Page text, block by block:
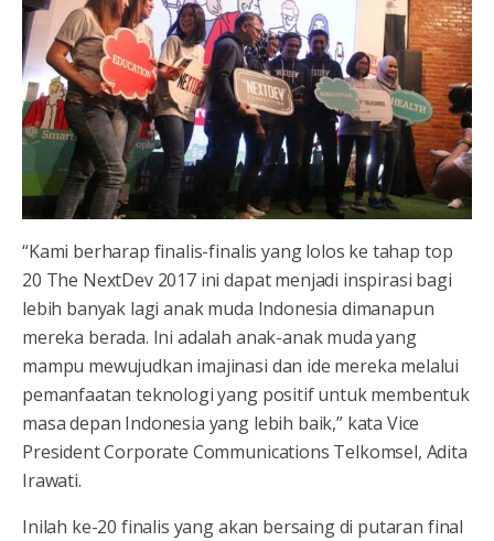
“Kami berharap finalis-finalis yang lolos ke tahap top
20 The NextDev 2017 ini dapat menjadi inspirasi bagi
lebih banyak lagi anak muda Indonesia dimanapun
mereka berada. Ini adalah anak-anak muda yang
mampu mewujudkan imajinasi dan ide mereka melalui
pemanfaatan teknologi yang positif untuk membentuk
masa depan Indonesia yang lebih baik,” kata Vice
President Corporate Communications Telkomsel, Adita
Irawati.
Inilah ke-20 finalis yang akan bersaing di putaran final